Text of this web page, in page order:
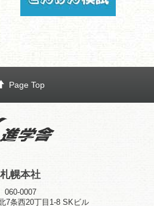
Page Top
札幌本社
060-0007
7条西20丁目1-8 SKビル